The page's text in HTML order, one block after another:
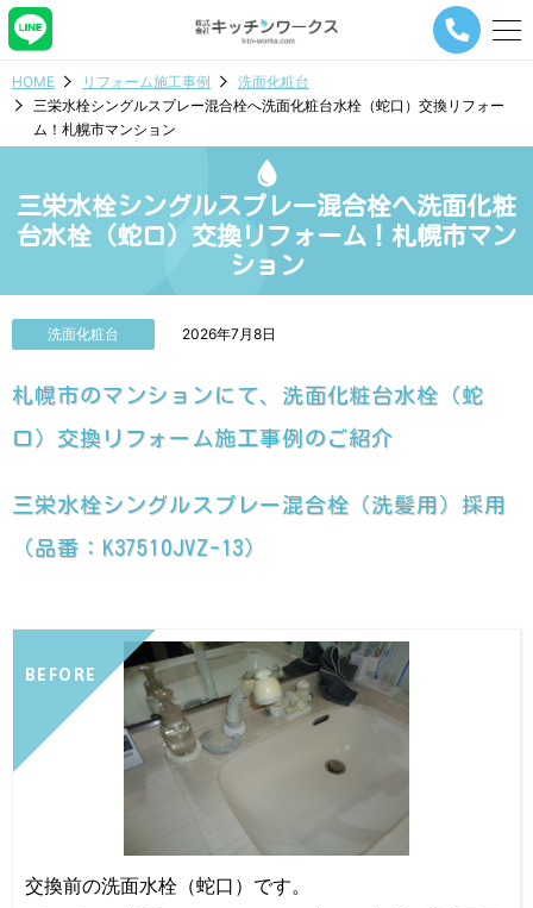
メ
ビ
シ
ョ
タ
HOME リフォーム施工事例
洗面化粧台
三栄水栓シングルスプレー混合栓へ洗面化粧台水栓（蛇口）交換リフォー
ム！札幌市マンション
三栄水栓シングルスプレー混合栓へ洗面化粧
台水栓（蛇口）交換リフォーム！札幌市マン
ション
洗面化粧台 2026年7月8日
札幌市のマンションにて、洗面化粧台水栓（蛇
口）交換リフォーム施工事例のご紹介
三栄水栓シングルスプレー混合栓（洗髪用）採用
（品番：K37510JVZ-13）
BEFORE
交換前の洗面水栓（蛇口）です。